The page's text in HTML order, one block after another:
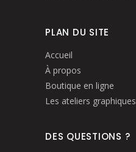
PLAN DU SITE
Accueil
À propos
Boutique en ligne
Les ateliers graphiques
DES QUESTIONS ?